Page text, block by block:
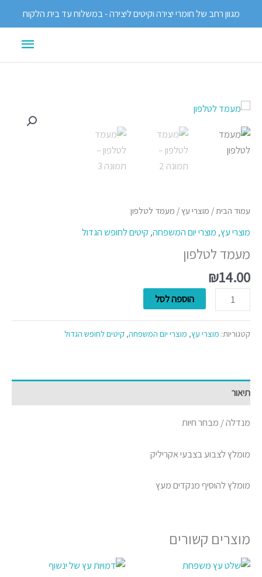
מגוון רחב של חומרי יצירה וקיטים ליצירה - במשלוח עד בית הלקוח
עמוד הבית/ מוצרי עץ / מעמד לטלפון
מוצרי עץ, מוצרי יום המשפחה, קיטים לחופש הגדול
מעמד לטלפון
₪14.00
כמות
של
מעמד
לטלפון
הוספה לסל
קטגוריות: מוצרי עץ, מוצרי יום המשפחה, קיטים לחופש הגדול
תיאור
מנדלה / מבחר חיות
מומלץ לצבוע בצבעי אקריליק
מומלץ להוסיף מנקדים מעץ
מוצרים קשורים